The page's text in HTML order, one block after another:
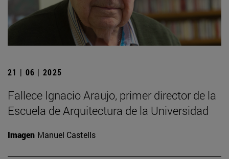
21 | 06 | 2025
Fallece Ignacio Araujo, primer director de la
Escuela de Arquitectura de la Universidad
Imagen Manuel Castells